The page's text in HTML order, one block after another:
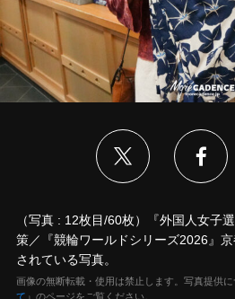
（写真 : 12枚目/60枚）『外国人女子
策／『競輪ワールドシリーズ2026』
されている写真。
画像の無断転載・使用は禁止します。写真提供
て 』のページをご覧ください。